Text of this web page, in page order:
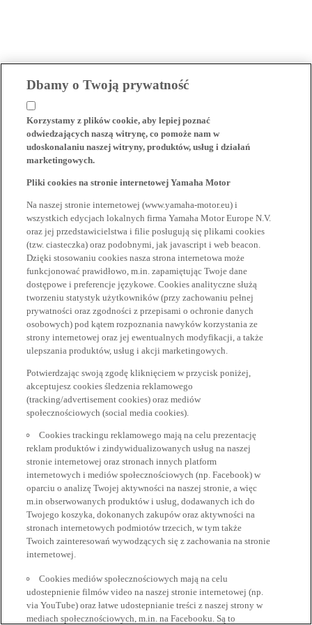
Dbamy o Twoją prywatność
Korzystamy z plików cookie, aby lepiej poznać
odwiedzających naszą witrynę, co pomoże nam w
udoskonalaniu naszej witryny, produktów, usług i działań
marketingowych.
Pliki cookies na stronie internetowej Yamaha Motor
Na naszej stronie internetowej (www.yamaha-motor.eu) i
wszystkich edycjach lokalnych firma Yamaha Motor Europe N.V.
oraz jej przedstawicielstwa i filie posługują się plikami cookies
(tzw. ciasteczka) oraz podobnymi, jak javascript i web beacon.
Dzięki stosowaniu cookies nasza strona internetowa może
funkcjonować prawidłowo, m.in. zapamiętując Twoje dane
dostępowe i preferencje językowe. Cookies analityczne służą
tworzeniu statystyk użytkowników (przy zachowaniu pełnej
prywatności oraz zgodności z przepisami o ochronie danych
osobowych) pod kątem rozpoznania nawyków korzystania ze
strony internetowej oraz jej ewentualnych modyfikacji, a także
ulepszania produktów, usług i akcji marketingowych.
Potwierdzając swoją zgodę kliknięciem w przycisk poniżej,
akceptujesz cookies śledzenia reklamowego
(tracking/advertisement cookies) oraz mediów
społecznościowych (social media cookies).
Cookies trackingu reklamowego mają na celu prezentację
reklam produktów i zindywidualizowanych usług na naszej
stronie internetowej oraz stronach innych platform
internetowych i mediów społecznościowych (np. Facebook) w
oparciu o analizę Twojej aktywności na naszej stronie, a więc
m.in obserwowanych produktów i usług, dodawanych ich do
Twojego koszyka, dokonanych zakupów oraz aktywności na
stronach internetowych podmiotów trzecich, w tym także
Twoich zainteresowań wywodzących się z zachowania na stronie
internetowej.
Cookies mediów społecznościowych mają na celu
udostepnienie filmów video na naszej stronie internetowej (np.
via YouTube) oraz łatwe udostepnianie treści z naszej strony w
mediach społecznościowych, m.in. na Facebooku. Są to